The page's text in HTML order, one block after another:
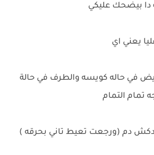
دا بيضحك عليكي
يعني اي
في حاله كويسه والطرف في حالة
تمام التمام
دم (ورجعت تعيط تاني بحرقه )